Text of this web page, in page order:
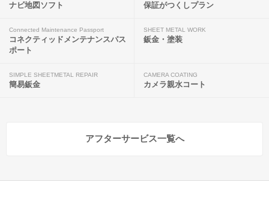
ナビ地図ソフト 保証がつくしプラン
Connected Maintenance Passport
コネクティッドメンテナンスパス
ポート
SHEET METAL WORK
鈑金・塗装
SIMPLE SHEETMETAL REPAIR
簡易鈑金
CAMERA COATING
カメラ親水コート
アフターサービス一覧へ